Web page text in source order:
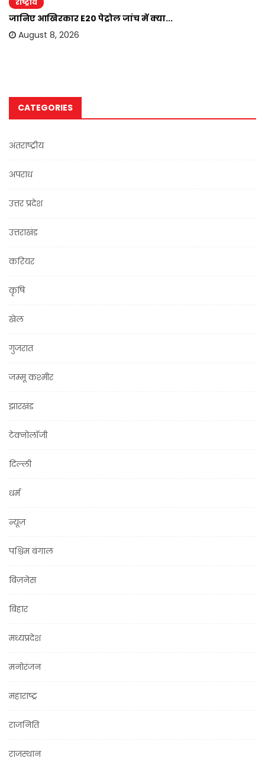
राष्ट्रीय
जानिए आखिरकार E20 पेट्रोल जांच में क्या...
August 8, 2026
CATEGORIES
अंतराष्ट्रीय
अपराध
उत्तर प्रदेश
उत्तराखंड
करियर
कृषि
खेल
गुजरात
जम्मू कश्मीर
झारखंड
टेक्नोलॉजी
दिल्ली
धर्म
न्यूज़
पश्चिम बंगाल
बिज़नेस
बिहार
मध्यप्रदेश
मनोरंजन
महाराष्ट्र
राजनिति
राजस्थान